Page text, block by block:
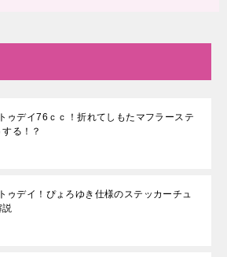
ゥデイ76ｃｃ！折れてしもたマフラーステ
る！？
ゥデイ！ぴょろゆき仕様のステッカーチュ
説